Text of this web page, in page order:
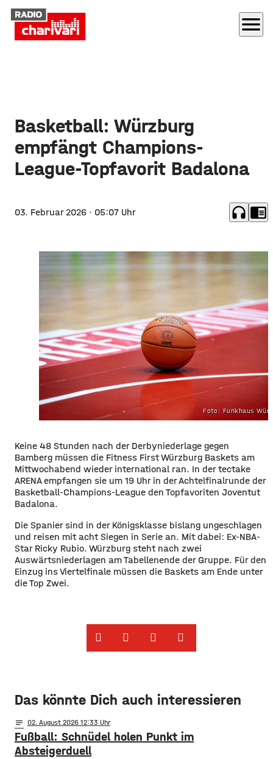
menu
Basketball: Würzburg
empfängt Champions-
League-Topfavorit Badalona
03. Februar 2026 · 05:07 Uhr headphones chrome_reader_mode
Foto: Funkhaus
Keine 48 Stunden nach der Derbyniederlage gegen
Bamberg müssen die Fitness First Würzburg Baskets am
Mittwochabend wieder international ran. In der tectake
ARENA empfangen sie um 19 Uhr in der Achtelfinalrunde der
Basketball-Champions-League den Topfavoriten Joventut
Badalona.
Die Spanier sind in der Königsklasse bislang ungeschlagen
und reisen mit acht Siegen in Serie an. Mit dabei: Ex-NBA-
Star Ricky Rubio. Würzburg steht nach zwei
Auswärtsniederlagen am Tabellenende der Gruppe. Für den
Einzug ins Viertelfinale müssen die Baskets am Ende unter
die Top Zwei.
Das könnte Dich auch interessieren
notes 02. August 2026 12:33
Fußball: Schnüdel holen Punkt im
Absteigerduell